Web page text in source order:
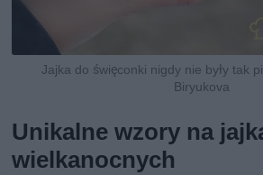
Jajka do święconki nigdy nie były tak
Biryukova
Unikalne wzory na
wielkanocnych